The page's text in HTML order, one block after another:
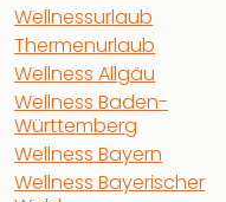
Wellnessurlaub
Thermenurlaub
Wellness Allgäu
Wellness Baden-
Württemberg
Wellness Bayern
Wellness Bayerischer